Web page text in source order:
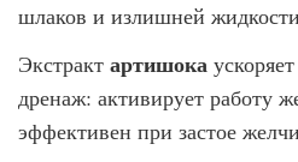
шлаков и излишней
Экстракт артишока
дренаж: активирует работу
эффективен при застое